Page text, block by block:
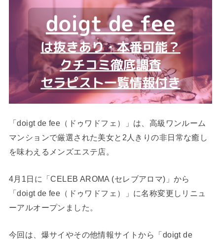
「doigt de fee（ドゥワドフェ）」は、高級ワンルーム
マンションで厳選された美女と2人きりの非日常な癒し
を味わえるメンズエステ店。
4月1日に「CELEB AROMA (セレブアロマ)」から
「doigt de fee（ドゥワドフェ）」に名称変更しリニュ
ーアルオープンました。
今回は、爆サイやその他情報サイトから「doigt de